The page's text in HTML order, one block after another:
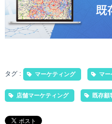
タグ : マーケティング マ
店舗マーケティング 既存顧